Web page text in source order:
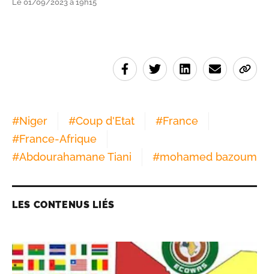
Le 01/09/2023 à 19h15
#Niger #Coup d'Etat #France
#France-Afrique
#Abdourahamane Tiani #mohamed bazoum
LES CONTENUS LIÉS